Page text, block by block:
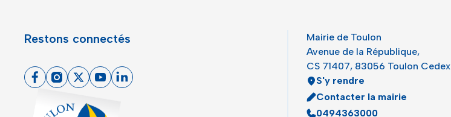
Restons connectés
FacebookInstagram
X YoutubeLinkedin
Mairie de Toulon
Avenue de la République,
CS 71407, 83056 Toulon Cedex
S'y rendre
Contacter la mairie
0494363000